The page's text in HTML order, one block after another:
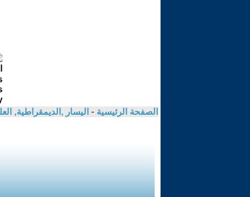
الصفحة الرئيسية - اليسار ,الديمقراطية,